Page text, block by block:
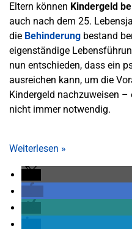
Eltern können Kindergeld
auch nach dem 25.
die Behinderung bestand
eigenständige
nun entschieden, dass ein
ausreichen kann, um die
Kindergeld nachzuweisen
nicht immer notwendig.
Weiterlesen »